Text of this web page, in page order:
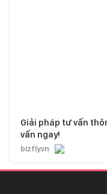
Giải pháp tư vấn
vấn ngay!
bizfly.vn